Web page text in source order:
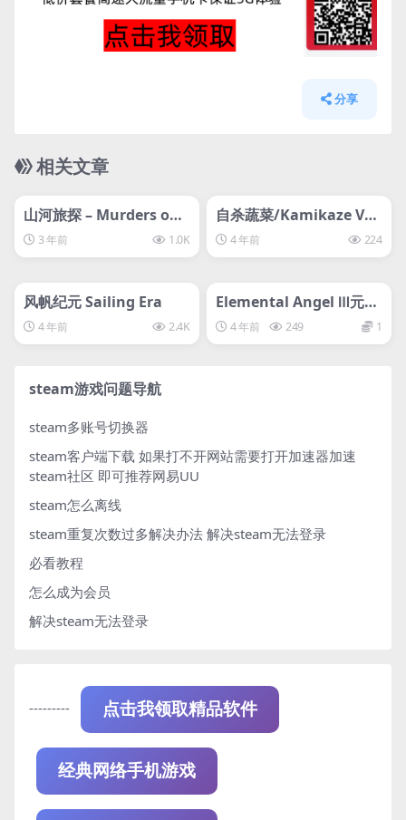
分享
相关文章
山河旅探 – Murders on t
he Yangtze River
3 年前 1.0K
svip专属
自杀蔬菜/Kamikaze Veg
gies4 年前 224
风帆纪元 Sailing Era
4 年前 2.4K
svip专属
Elemental Angel Ⅲ元素
天使3
4 年前 249 1
steam游戏问题导航
steam多账号切换器
steam客户端下载 如果打不开网站需要打开加速器加速
steam社区 即可推荐网易UU
steam怎么离线
steam重复次数过多解决办法 解决steam无法登录
必看教程
怎么成为会员
解决steam无法登录
--------- 点击我领取精品软件
经典网络手机游戏